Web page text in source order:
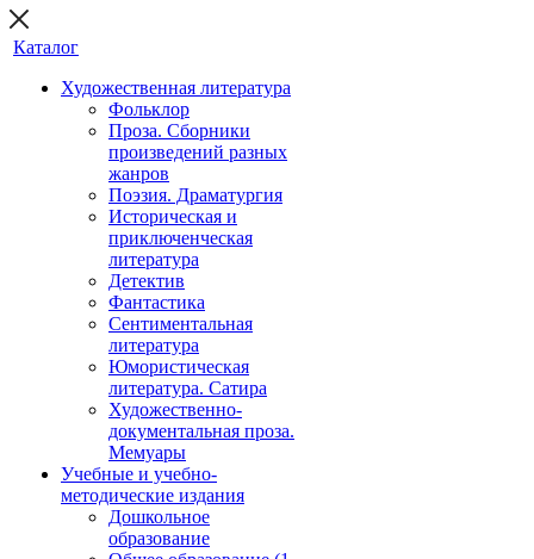
Каталог
Художественная литература
Фольклор
Проза. Сборники
произведений разных
жанров
Поэзия. Драматургия
Историческая и
приключенческая
литература
Детектив
Фантастика
Сентиментальная
литература
Юмористическая
литература. Сатира
Художественно-
документальная проза.
Мемуары
Учебные и учебно-
методические издания
Дошкольное
образование